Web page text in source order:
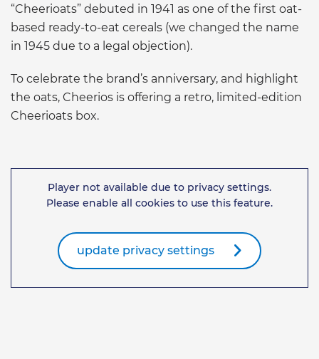
“Cheerioats” debuted in 1941 as one of the first oat-
based ready-to-eat cereals (we changed the name
in 1945 due to a legal objection).
To celebrate the brand’s anniversary, and highlight
the oats, Cheerios is offering a retro, limited-edition
Cheerioats box.
Player not available due to privacy settings.
Please enable all cookies to use this feature.
update privacy settings